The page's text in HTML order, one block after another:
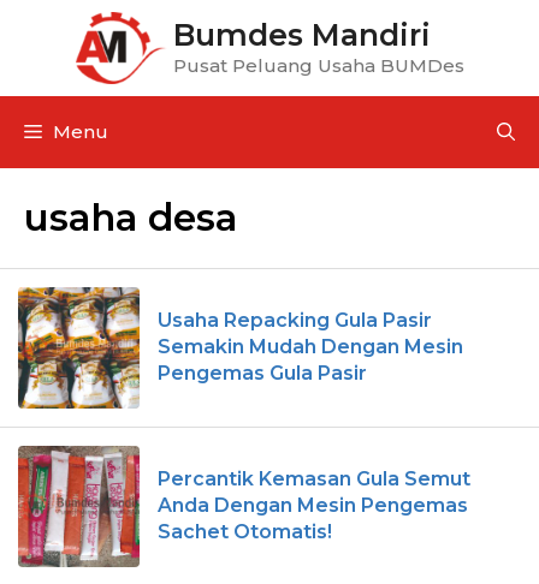
Bumdes Mandiri
Pusat Peluang Usaha BUMDes
Menu
usaha desa
Usaha Repacking Gula Pasir
Semakin Mudah Dengan Mesin
Pengemas Gula Pasir
Percantik Kemasan Gula Semut
Anda Dengan Mesin Pengemas
Sachet Otomatis!